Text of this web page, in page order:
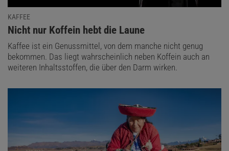
KAFFEE
:
Nicht nur Koffein hebt die Laune
Kaffee ist ein Genussmittel, von dem manche nicht genug
bekommen. Das liegt wahrscheinlich neben Koffein auch an
weiteren Inhaltsstoffen, die über den Darm wirken.